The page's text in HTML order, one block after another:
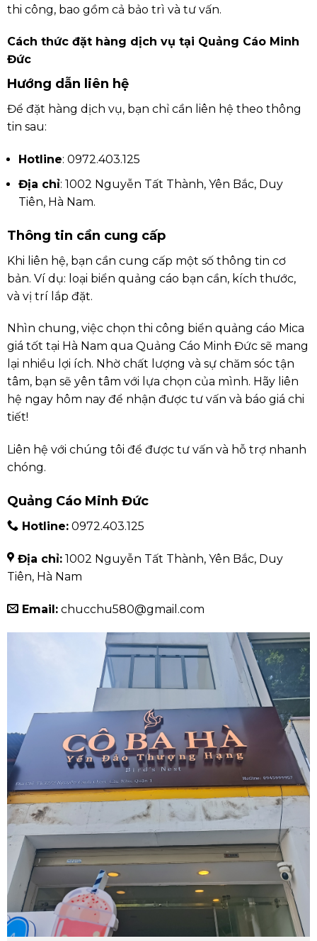
thi công, bao gồm cả bảo trì và tư vấn.
Cách thức đặt hàng dịch vụ tại Quảng Cáo Minh
Đức
Hướng dẫn liên hệ
Để đặt hàng dịch vụ, bạn chỉ cần liên hệ theo thông
tin sau:
Hotline: 0972.403.125
Địa chỉ: 1002 Nguyễn Tất Thành, Yên Bắc, Duy
Tiên, Hà Nam.
Thông tin cần cung cấp
Khi liên hệ, bạn cần cung cấp một số thông tin cơ
bản. Ví dụ: loại biển quảng cáo bạn cần, kích thước,
và vị trí lắp đặt.
Nhìn chung, việc chọn thi công biển quảng cáo Mica
giá tốt tại Hà Nam qua Quảng Cáo Minh Đức sẽ mang
lại nhiều lợi ích. Nhờ chất lượng và sự chăm sóc tận
tâm, bạn sẽ yên tâm với lựa chọn của mình. Hãy liên
hệ ngay hôm nay để nhận được tư vấn và báo giá chi
tiết!
Liên hệ với chúng tôi để được tư vấn và hỗ trợ nhanh
chóng.
Quảng Cáo Minh Đức
Hotline: 0972.403.125
Địa chỉ:1002 Nguyễn Tất Thành, Yên Bắc, Duy
Tiên, Hà Nam
Email:chucchu580@gmail.com